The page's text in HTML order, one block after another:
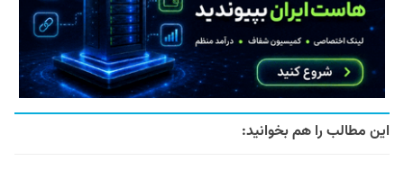
این مطالب را هم بخوانید: